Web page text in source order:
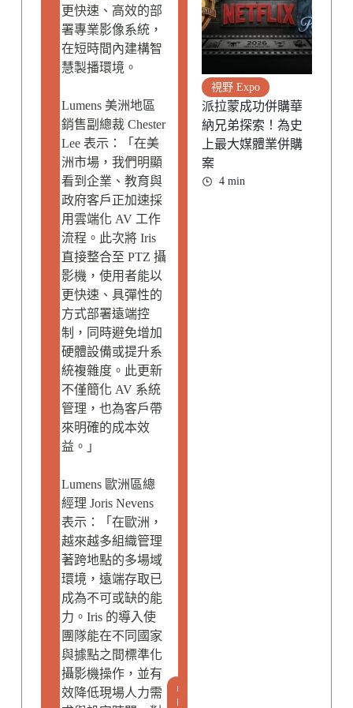
更快速、高效的部
署專業影像系統，
在短時間內建構智
慧製播環境。
Lumens 美洲地區
銷售副總裁 Chester
Lee 表示：「在美
洲市場，我們明顯
看到企業、教育與
政府客戶正加速採
用雲端化 AV 工作
流程。此次將 Iris
直接整合至 PTZ 攝
影機，使用者能以
更快速、具彈性的
方式部署遠端控
制，同時避免增加
硬體設備或提升系
統複雜度。此更新
不僅簡化 AV 系統
管理，也為客戶帶
來明確的成本效
益。」
Lumens 歐洲區總
經理 Joris Nevens
表示：「在歐洲，
越來越多組織管理
著跨地點的多場域
環境，遠端存取已
成為不可或缺的能
力。Iris 的導入使
團隊能在不同國家
與據點之間標準化
攝影機操作，並有
效降低現場人力需
品
味
視野 Expo
派拉蒙成功併購華
納兄弟探索！為史
上最大媒體業併購
案
4 min